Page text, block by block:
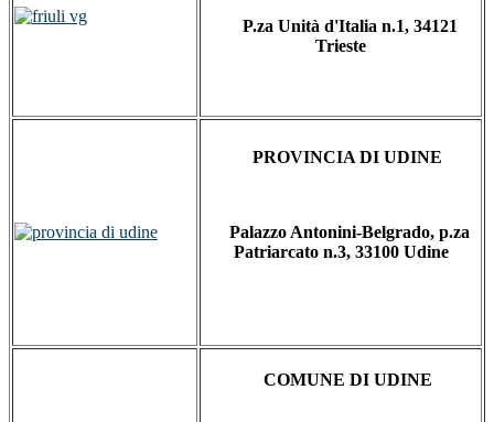
P.za Unità d'Italia n.1, 34121
Trieste
PROVINCIA DI UDINE
Palazzo Antonini-Belgrado, p.za
Patriarcato n.3, 33100 Udine
COMUNE DI UDINE